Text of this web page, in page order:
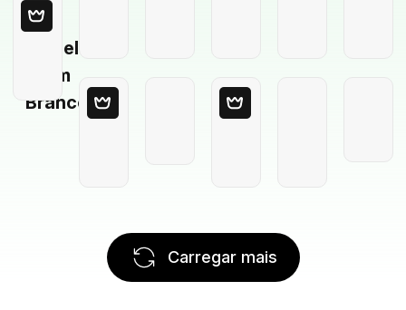
Modelo
em
Branco
Carregar mais